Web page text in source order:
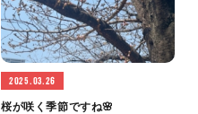
2025.03.26
桜が咲く季節ですね🌸